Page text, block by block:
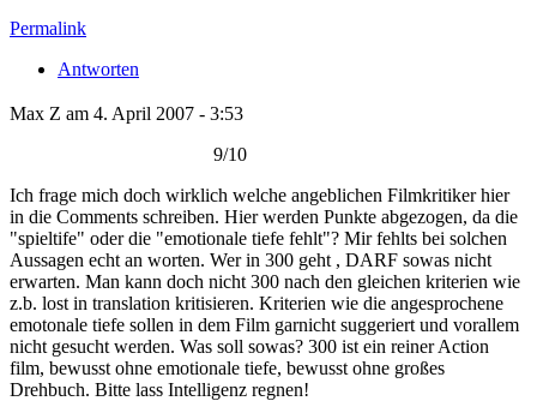
Permalink
Antworten
Max Z am 4. April 2007 - 3:53
9/10
Ich frage mich doch wirklich welche angeblichen Filmkritiker hier
in die Comments schreiben. Hier werden Punkte abgezogen, da die
"spieltife" oder die "emotionale tiefe fehlt"? Mir fehlts bei solchen
Aussagen echt an worten. Wer in 300 geht , DARF sowas nicht
erwarten. Man kann doch nicht 300 nach den gleichen kriterien wie
z.b. lost in translation kritisieren. Kriterien wie die angesprochene
emotonale tiefe sollen in dem Film garnicht suggeriert und vorallem
nicht gesucht werden. Was soll sowas? 300 ist ein reiner Action
film, bewusst ohne emotionale tiefe, bewusst ohne großes
Drehbuch. Bitte lass Intelligenz regnen!